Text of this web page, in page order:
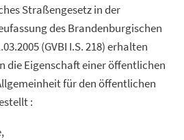
Straßengesetz in der
des Brandenburgischen
(GVBI I.S. 218) erhalten
die Eigenschaft einer öffentlichen
für den öffentlichen
: